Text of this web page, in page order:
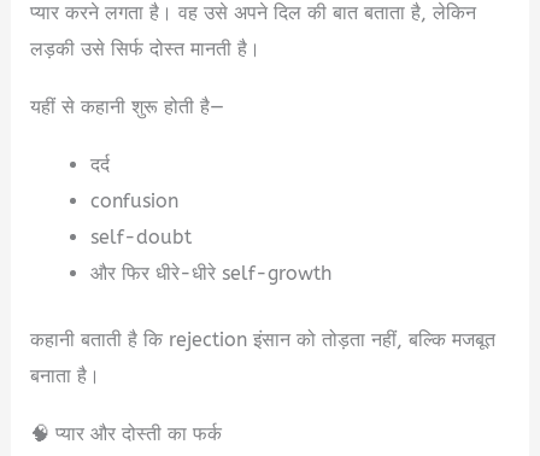
प्यार करने लगता है। वह उसे अपने दिल की बात बताता है, लेकिन
लड़की उसे सिर्फ दोस्त मानती है।
यहीं से कहानी शुरू होती है—
दर्द
confusion
self-doubt
और फिर धीरे-धीरे self-growth
कहानी बताती है कि rejection इंसान को तोड़ता नहीं, बल्कि मजबूत
बनाता है।
🧠 प्यार और दोस्ती का फर्क